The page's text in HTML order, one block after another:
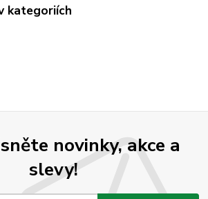
kategoriích
novinky, akce a
slevy!